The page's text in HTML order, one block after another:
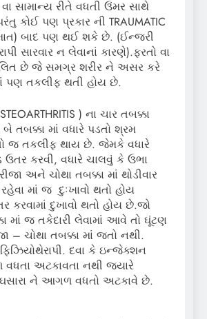
સામાન્ય રીતે વધતી ઉંમર સાથે
કોઈ પણ પ્રકાર ની TRAUMATIC
બાદ પણ થઈ શકે છે. (ઈન્જરી
સારવાર ન લેવાનાં કારણે).ફરતો વા
છે જે સમગ્ર શરીર ને અસર કરે
પણ તકલીફ થતી હોય છે.
) ના ચાર તબક્કા
તબક્કા માં વધારે પડતો શ્રમ
જ તકલીફ થાય છે. જેમકે વધારે
ઉતર કરવી, વધારે ચાલવું કે ઉભા
અને ચોથા તબક્કા માં થોડીવાર
માં જ દુઃખાવો થતો હોય
કરવામાં દુખાવો થતો હોય છે.જો
માં જ તકેદારી લેવામાં આવે તો ઘૂંટણ
– ચોથા તબક્કા માં જતો નથી.
દવા કે ઇન્જેક્શન
અટકાવતા નથી જ્યારે
ઘસારા ને આગળ વધતો અટકાવે છે.